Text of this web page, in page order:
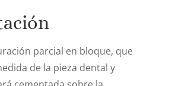
parcial en bloque, que
de la pieza dental y